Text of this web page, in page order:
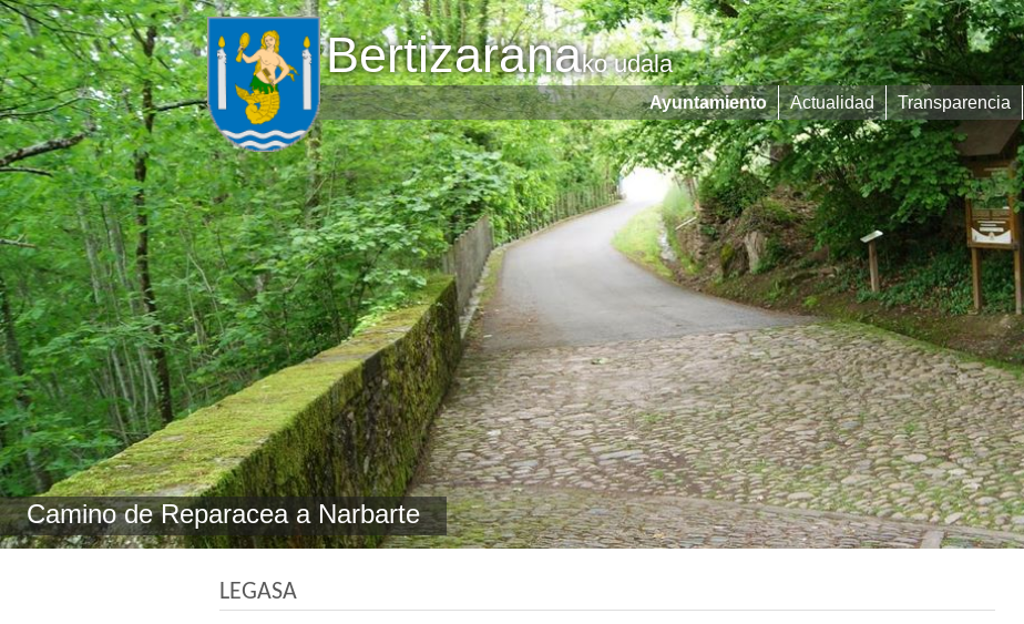
Camino de Reparacea a Narbarte
Bertizaranako udala
Ayuntamiento Actualidad Transparencia
LEGASA